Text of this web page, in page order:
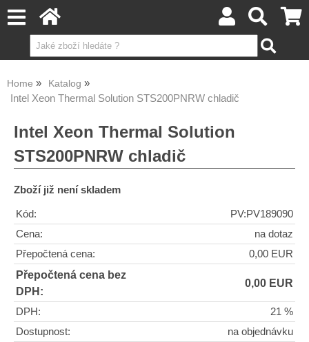
Home Katalog
Intel Xeon Thermal Solution STS200PNRW chladič
Intel Xeon Thermal Solution
STS200PNRW chladič
Zboží již není skladem
Kód:
PV:PV189090
Cena:
na dotaz
Přepočtená cena:
0,00 EUR
Přepočtená cena bez
DPH:
0,00 EUR
DPH:
21 %
Dostupnost:
na objednávku